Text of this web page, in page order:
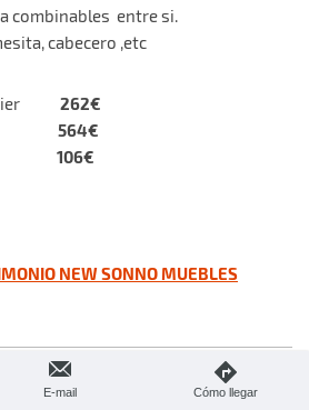
combinables entre si.
cabecero ,etc
262€
564€
106€
575 €
E-mail Cómo llegar